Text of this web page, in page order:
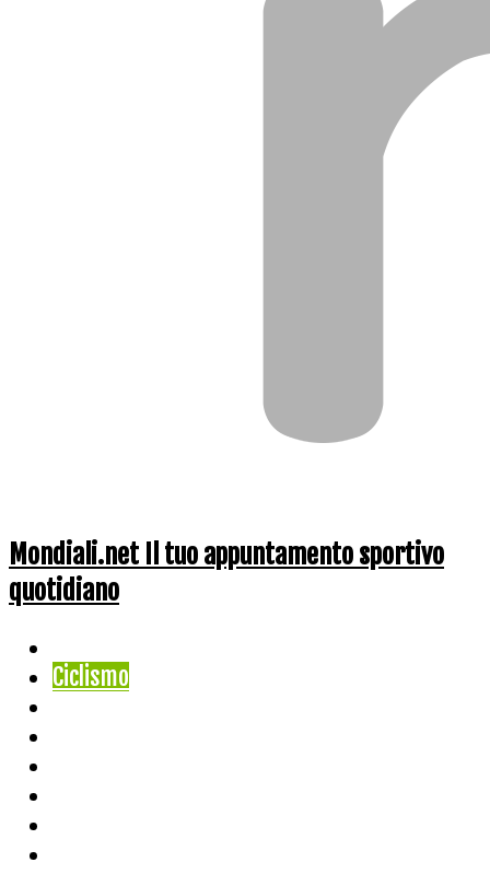
Mondiali.net Il tuo appuntamento sportivo
quotidiano
Ciclismo